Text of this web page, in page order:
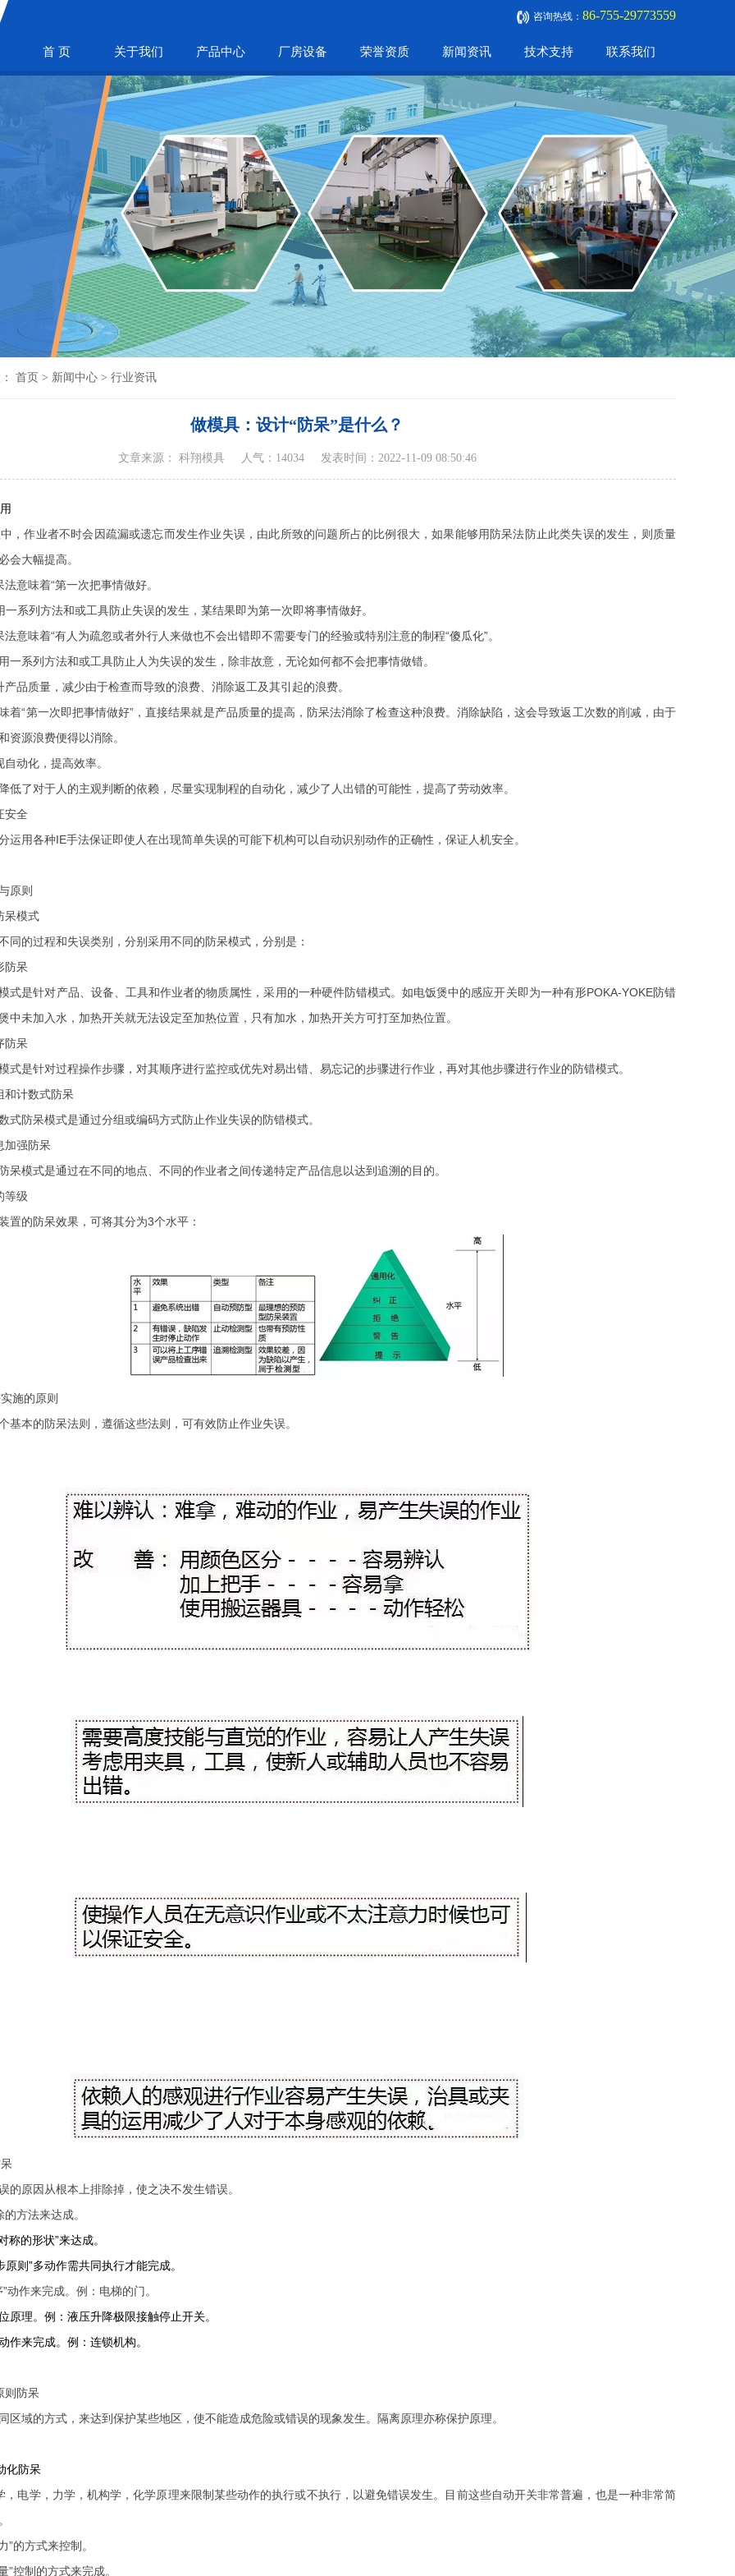
咨询热线： 86-755-29773559
首 页 关于我们 产品中心 厂房设备 荣誉资质 新闻资讯 技术支持 联系我们
首页 > 新闻中心 > 行业资讯
做模具：设计“防呆”是什么？
文章来源： 科翔模具 人气：14034 发表时间：2022-11-09 08:50:46
，作业者不时会因疏漏或遗忘而发生作业失误，由此所致的问题所占的比例很大，如果能够用防呆法防止此类失误的发生，则质量
会大幅提高。
意味着“第一次把事情做好。
一系列方法和或工具防止失误的发生，某结果即为第一次即将事情做好。
法意味着“有人为疏忽或者外行人来做也不会出错即不需要专门的经验或特别注意的制程“傻瓜化”。
一系列方法和或工具防止人为失误的发生，除非故意，无论如何都不会把事情做错。
产品质量，减少由于检查而导致的浪费、消除返工及其引起的浪费。
着“第一次即把事情做好”，直接结果就是产品质量的提高，防呆法消除了检查这种浪费。消除缺陷，这会导致返工次数的削减，由于
资源浪费便得以消除。
动化，提高效率。
低了对于人的主观判断的依赖，尽量实现制程的自动化，减少了人出错的可能性，提高了劳动效率。
安全
运用各种IE手法保证即使人在出现简单失误的可能下机构可以自动识别动作的正确性，保证人机安全。
原则
呆模式
同的过程和失误类别，分别采用不同的防呆模式，分别是：
防呆
式是针对产品、设备、工具和作业者的物质属性，采用的一种硬件防错模式。如电饭煲中的感应开关即为一种有形POKA-YOKE防错
中未加入水，加热开关就无法设定至加热位置，只有加水，加热开关方可打至加热位置。
防呆
式是针对过程操作步骤，对其顺序进行监控或优先对易出错、易忘记的步骤进行作业，再对其他步骤进行作业的防错模式。
和计数式防呆
式防呆模式是通过分组或编码方式防止作业失误的防错模式。
加强防呆
呆模式是通过在不同的地点、不同的作业者之间传递特定产品信息以达到追溯的目的。
等级
置的防呆效果，可将其分为3个水平：
施的原则
基本的防呆法则，遵循这些法则，可有效防止作业失误。
的原因从根本上排除掉，使之决不发生错误。
的方法来达成。
称的形状”来达成。
原则”多动作需共同执行才能完成。
”动作来完成。例：电梯的门。
原理。例：液压升降极限接触停止开关。
作来完成。例：连锁机构。
则防呆
区域的方式，来达到保护某些地区，使不能造成危险或错误的现象发生。隔离原理亦称保护原理。
化防呆
，电学，力学，机构学，化学原理来限制某些动作的执行或不执行，以避免错误发生。目前这些自动开关非常普遍，也是一种非常简
”的方式来控制。
”控制的方式来完成。